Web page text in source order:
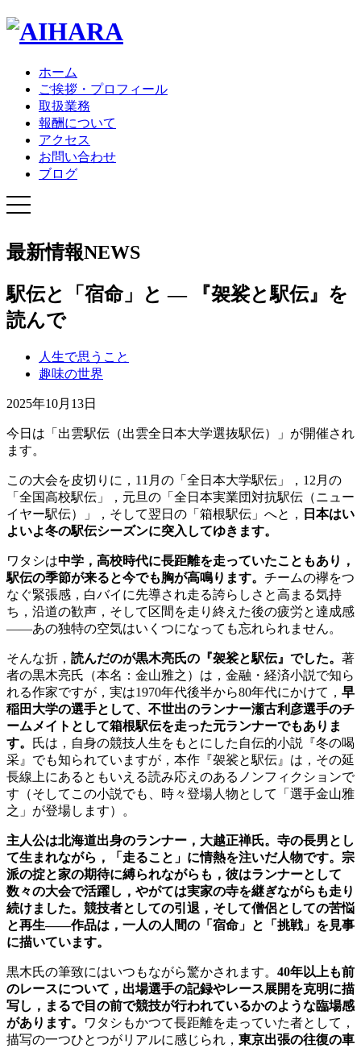
ホーム
ご挨拶・プロフィール
取扱業務
報酬について
アクセス
お問い合わせ
ブログ
最新情報NEWS
駅伝と「宿命」と ― 『袈裟と駅伝』を
読んで
人生で思うこと
趣味の世界
2025年10月13日
今日は「出雲駅伝（出雲全日本大学選抜駅伝）」が開催され
ます。
この大会を皮切りに，11月の「全日本大学駅伝」，12月の
「全国高校駅伝」，元旦の「全日本実業団対抗駅伝（ニュー
イヤー駅伝）」，そして翌日の「箱根駅伝」へと，
日本はい
よいよ冬の駅伝シーズンに突入してゆきます。
ワタシは中学，高校時代に長距離を走っていたこともあり，
駅伝の季節が来ると今でも胸が高鳴ります。 チームの襷をつ
なぐ緊張感，白バイに先導され走る誇らしさと高まる気持
ち，沿道の歓声，そして区間を走り終えた後の疲労と達成感
——あの独特の空気はいくつになっても忘れられません。
そんな折， 読んだのが黒木亮氏の『袈裟と駅伝』でした。 著
者の黒木亮氏（本名：金山雅之）は，金融・経済小説で知ら
れる作家ですが，実は1970年代後半から80年代にかけて， 早
稲田大学の選手として、不世出のランナー瀬古利彦選手のチ
ームメイトとして箱根駅伝を走った元ランナーでもありま
す。 氏は，自身の競技人生をもとにした自伝的小説『冬の喝
采』でも知られていますが，本作『袈裟と駅伝』は，その延
長線上にあるともいえる読み応えのあるノンフィクションで
す（そしてこの小説でも、時々登場人物として「選手金山雅
之」が登場します）。
主人公は北海道出身のランナー，大越正禅氏。寺の長男とし
て生まれながら，「走ること」に情熱を注いだ人物です。宗
派の掟と家の期待に縛られながらも，彼はランナーとして
数々の大会で活躍し，やがては実家の寺を継ぎながらも走り
続けました。競技者としての引退，そして僧侶としての苦悩
と再生——作品は，一人の人間の「宿命」と「挑戦」を見事
に描いています。
黒木氏の筆致にはいつもながら驚かされます。 40年以上も前
のレースについて，出場選手の記録やレース展開を克明に描
写し，まるで目の前で競技が行われているかのような臨場感
があります。
ワタシもかつて長距離を走っていた者として，
描写の一つひとつがリアルに感じられ， 東京出張の往復の車